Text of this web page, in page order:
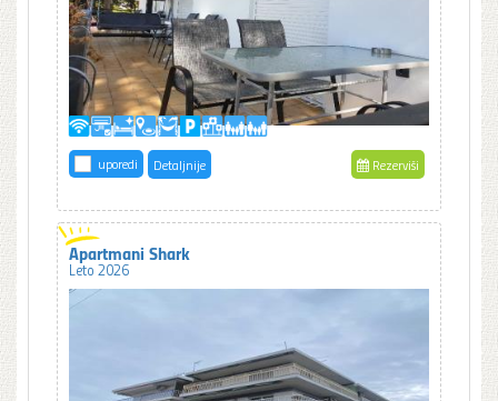
uporedi Detaljnije Rezerviši
Apartmani Shark
Leto 2026